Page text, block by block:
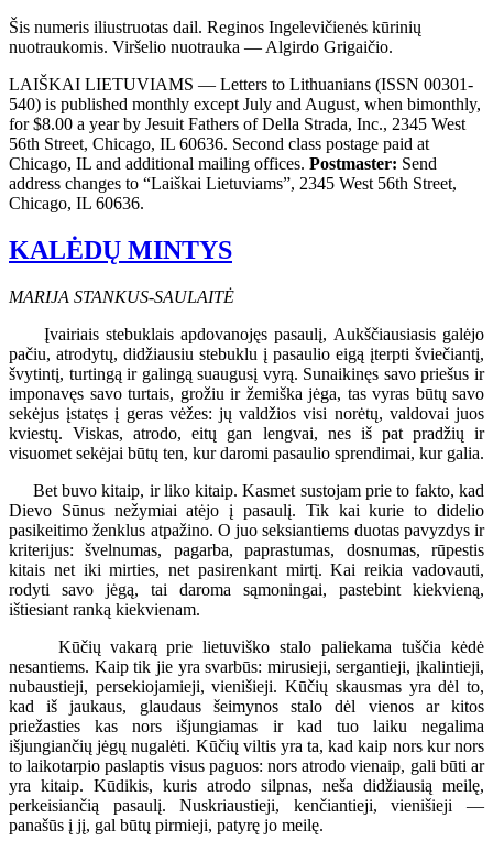
Šis numeris iliustruotas dail. Reginos Ingelevičienės kūrinių
nuotraukomis. Viršelio nuotrauka — Algirdo Grigaičio.
LAIŠKAI LIETUVIAMS — Letters to Lithuanians (ISSN 00301-
540) is published monthly except July and August, when bimonthly,
for $8.00 a year by Jesuit Fathers of Della Strada, Inc., 2345 West
56th Street, Chicago, IL 60636. Second class postage paid at
Chicago, IL and additional mailing offices. Postmaster: Send
address changes to “Laiškai Lietuviams”, 2345 West 56th Street,
Chicago, IL 60636.
KALĖDŲ MINTYS
MARIJA STANKUS-SAULAITĖ
Įvairiais stebuklais apdovanojęs pasaulį, Aukščiausiasis galėjo
pačiu, atrodytų, didžiausiu stebuklu į pasaulio eigą įterpti šviečiantį,
švytintį, turtingą ir galingą suaugusį vyrą. Sunaikinęs savo priešus ir
imponavęs savo turtais, grožiu ir žemiška jėga, tas vyras būtų savo
sekėjus įstatęs į geras vėžes: jų valdžios visi norėtų, valdovai juos
kviestų. Viskas, atrodo, eitų gan lengvai, nes iš pat pradžių ir
visuomet sekėjai būtų ten, kur daromi pasaulio sprendimai, kur galia.
Bet buvo kitaip, ir liko kitaip. Kasmet sustojam prie to fakto, kad
Dievo Sūnus nežymiai atėjo į pasaulį. Tik kai kurie to didelio
pasikeitimo ženklus atpažino. O juo seksiantiems duotas pavyzdys ir
kriterijus: švelnumas, pagarba, paprastumas, dosnumas, rūpestis
kitais net iki mirties, net pasirenkant mirtį. Kai reikia vadovauti,
rodyti savo jėgą, tai daroma sąmoningai, pastebint kiekvieną,
ištiesiant ranką kiekvienam.
Kūčių vakarą prie lietuviško stalo paliekama tuščia kėdė
nesantiems. Kaip tik jie yra svarbūs: mirusieji, sergantieji, įkalintieji,
nubaustieji, persekiojamieji, vienišieji. Kūčių skausmas yra dėl to,
kad iš jaukaus, glaudaus šeimynos stalo dėl vienos ar kitos
priežasties kas nors išjungiamas ir kad tuo laiku negalima
išjungiančių jėgų nugalėti. Kūčių viltis yra ta, kad kaip nors kur nors
to laikotarpio paslaptis visus paguos: nors atrodo vienaip, gali būti ar
yra kitaip. Kūdikis, kuris atrodo silpnas, neša didžiausią meilę,
perkeisiančią pasaulį. Nuskriaustieji, kenčiantieji, vienišieji —
panašūs į jį, gal būtų pirmieji, patyrę jo meilę.